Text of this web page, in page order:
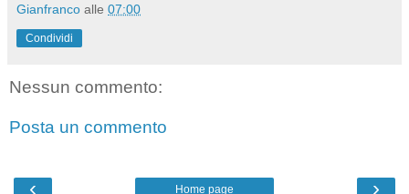
Gianfranco alle 07:00
Condividi
Nessun commento:
Posta un commento
‹ ›
Home page